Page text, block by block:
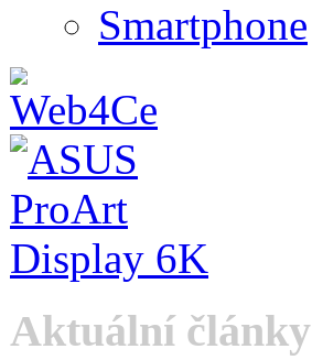
Smartphone
Aktuální články